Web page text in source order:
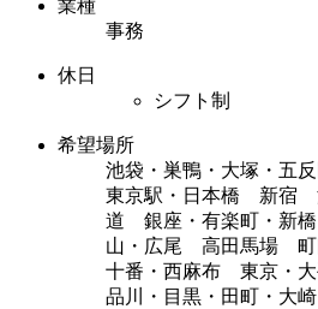
業種
事務
休日
シフト制
希望場所
池袋・巣鴨・大塚・五
東京駅・日本橋 新宿
道 銀座・有楽町・新
山・広尾 高田馬場 町
十番・西麻布 東京・
品川・目黒・田町・大